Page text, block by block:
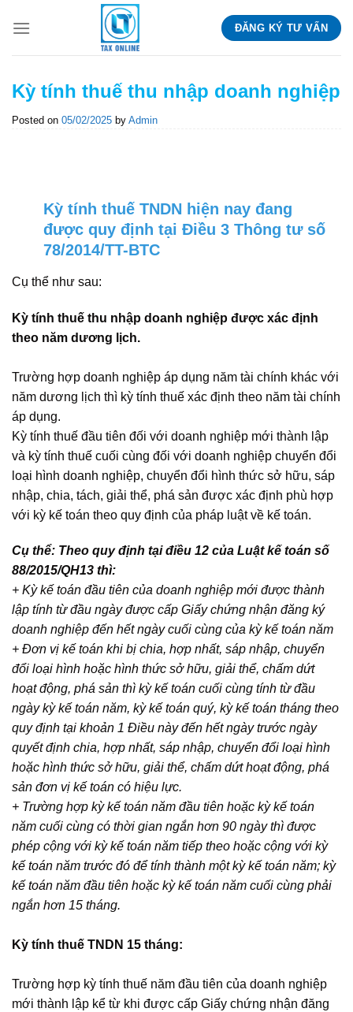
ĐĂNG KÝ TƯ VẤN
Kỳ tính thuế thu nhập doanh nghiệp
Posted on 05/02/2025 by Admin
Kỳ tính thuế TNDN hiện nay đang
được quy định tại Điều 3 Thông tư số
78/2014/TT-BTC
Cụ thể như sau:
Kỳ tính thuế thu nhập doanh nghiệp được xác định
theo năm dương lịch.
Trường hợp doanh nghiệp áp dụng năm tài chính khác với
năm dương lịch thì kỳ tính thuế xác định theo năm tài chính
áp dụng.
Kỳ tính thuế đầu tiên đối với doanh nghiệp mới thành lập
và kỳ tính thuế cuối cùng đối với doanh nghiệp chuyển đổi
loại hình doanh nghiệp, chuyển đổi hình thức sở hữu, sáp
nhập, chia, tách, giải thể, phá sản được xác định phù hợp
với kỳ kế toán theo quy định của pháp luật về kế toán.
Cụ thể: Theo quy định tại điều 12 của Luật kế toán số
88/2015/QH13 thì:
+ Kỳ kế toán đầu tiên của doanh nghiệp mới được thành
lập tính từ đầu ngày được cấp Giấy chứng nhận đăng ký
doanh nghiệp đến hết ngày cuối cùng của kỳ kế toán năm
+ Đơn vị kế toán khi bị chia, hợp nhất, sáp nhập, chuyển
đổi loại hình hoặc hình thức sở hữu, giải thể, chấm dứt
hoạt động, phá sản thì kỳ kế toán cuối cùng tính từ đầu
ngày kỳ kế toán năm, kỳ kế toán quý, kỳ kế toán tháng theo
quy định tại khoản 1 Điều này đến hết ngày trước ngày
quyết định chia, hợp nhất, sáp nhập, chuyển đổi loại hình
hoặc hình thức sở hữu, giải thể, chấm dứt hoạt động, phá
sản đơn vị kế toán có hiệu lực.
+ Trường hợp kỳ kế toán năm đầu tiên hoặc kỳ kế toán
năm cuối cùng có thời gian ngắn hơn 90 ngày thì được
phép cộng với kỳ kế toán năm tiếp theo hoặc cộng với kỳ
kế toán năm trước đó để tính thành một kỳ kế toán năm; kỳ
kế toán năm đầu tiên hoặc kỳ kế toán năm cuối cùng phải
ngắn hơn 15 tháng.
Kỳ tính thuế TNDN 15 tháng:
Trường hợp kỳ tính thuế năm đầu tiên của doanh nghiệp
mới thành lập kể từ khi được cấp Giấy chứng nhận đăng